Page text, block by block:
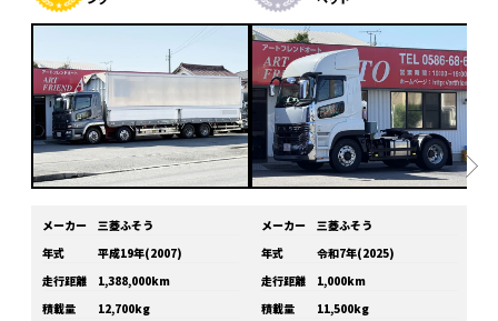
メーカー
三菱ふそう
年式
平成19年(2007)
走行距離
1,388,000km
積載量
12,700kg
メーカー
三菱ふそう
年式
令和7年(2025)
走行距離
1,000km
積載量
11,500kg